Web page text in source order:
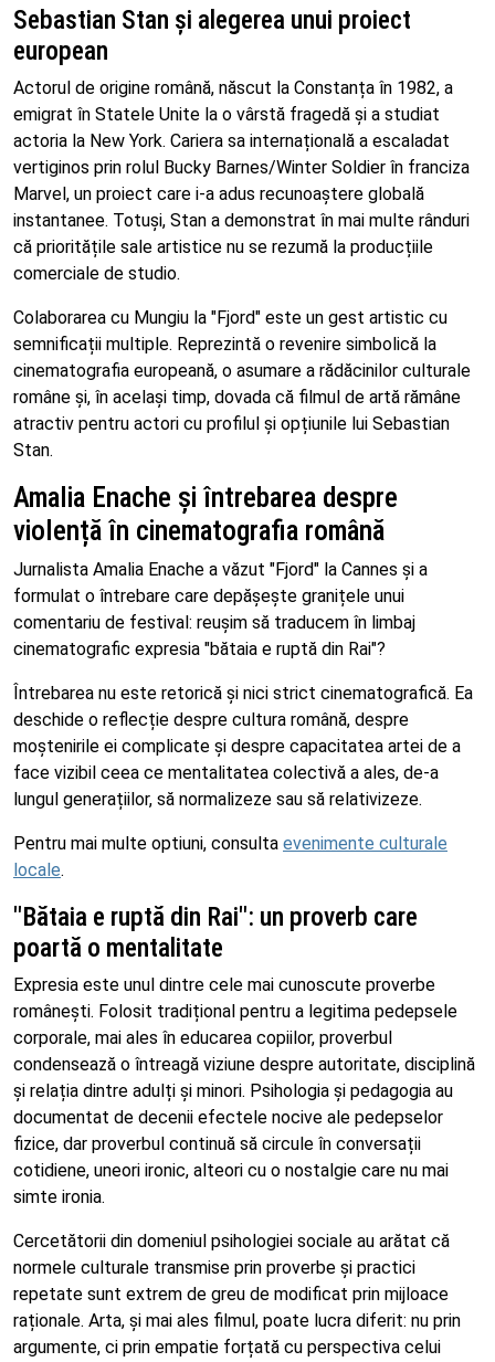
Sebastian Stan și alegerea unui proiect
european
Actorul de origine română, născut la Constanța în 1982, a
emigrat în Statele Unite la o vârstă fragedă și a studiat
actoria la New York. Cariera sa internațională a escaladat
vertiginos prin rolul Bucky Barnes/Winter Soldier în franciza
Marvel, un proiect care i-a adus recunoaștere globală
instantanee. Totuși, Stan a demonstrat în mai multe rânduri
că prioritățile sale artistice nu se rezumă la producțiile
comerciale de studio.
Colaborarea cu Mungiu la "Fjord" este un gest artistic cu
semnificații multiple. Reprezintă o revenire simbolică la
cinematografia europeană, o asumare a rădăcinilor culturale
române și, în același timp, dovada că filmul de artă rămâne
atractiv pentru actori cu profilul și opțiunile lui Sebastian
Stan.
Amalia Enache și întrebarea despre
violență în cinematografia română
Jurnalista Amalia Enache a văzut "Fjord" la Cannes și a
formulat o întrebare care depășește granițele unui
comentariu de festival: reușim să traducem în limbaj
cinematografic expresia "bătaia e ruptă din Rai"?
Întrebarea nu este retorică și nici strict cinematografică. Ea
deschide o reflecție despre cultura română, despre
moștenirile ei complicate și despre capacitatea artei de a
face vizibil ceea ce mentalitatea colectivă a ales, de-a
lungul generațiilor, să normalizeze sau să relativizeze.
Pentru mai multe optiuni, consulta evenimente culturale
locale.
"Bătaia e ruptă din Rai": un proverb care
poartă o mentalitate
Expresia este unul dintre cele mai cunoscute proverbe
românești. Folosit tradițional pentru a legitima pedepsele
corporale, mai ales în educarea copiilor, proverbul
condensează o întreagă viziune despre autoritate, disciplină
și relația dintre adulți și minori. Psihologia și pedagogia au
documentat de decenii efectele nocive ale pedepselor
fizice, dar proverbul continuă să circule în conversații
cotidiene, uneori ironic, alteori cu o nostalgie care nu mai
simte ironia.
Cercetătorii din domeniul psihologiei sociale au arătat că
normele culturale transmise prin proverbe și practici
repetate sunt extrem de greu de modificat prin mijloace
raționale. Arta, și mai ales filmul, poate lucra diferit: nu prin
argumente, ci prin empatie forțată cu perspectiva celui